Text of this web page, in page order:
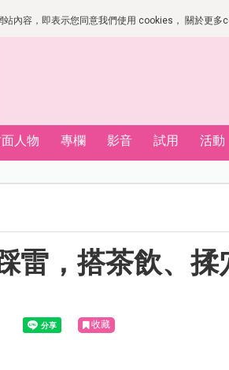
內容，即表示您同意我們使用 cookies， 關於更多
人物 專欄 影音 試用 活動
雷，搭茶飲、揉
收藏